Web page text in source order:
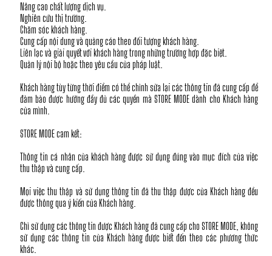
Nâng cao chất lượng dịch vụ.
Nghiên cứu thị trường.
Chăm sóc khách hàng.
Cung cấp nội dung và quảng cáo theo đối tượng khách hàng.
Liên lạc và giải quyết với khách hàng trong những trường hợp đặc biệt.
Quản lý nội bộ hoặc theo yêu cầu của pháp luật.
Khách hàng tùy từng thời điểm có thể chỉnh sửa lại các thông tin đã cung cấp để
đảm bảo được hưởng đầy đủ các quyền mà STORE MODE dành cho Khách hàng
của mình.
STORE MODE cam kết:
Thông tin cá nhân của khách hàng được sử dụng đúng vào mục đích của việc
thu thập và cung cấp.
Mọi việc thu thập và sử dụng thông tin đã thu thập được của Khách hàng đều
được thông qua ý kiến của Khách hàng.
Chỉ sử dụng các thông tin được Khách hàng đã cung cấp cho STORE MODE, không
sử dụng các thông tin của Khách hàng được biết đến theo các phương thức
khác.